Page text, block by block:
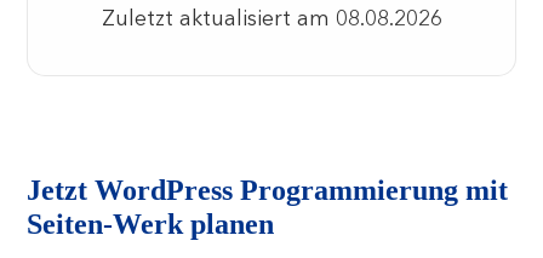
Zuletzt aktualisiert am 08.08.2026
Jetzt WordPress Programmierung mit
Seiten-Werk planen